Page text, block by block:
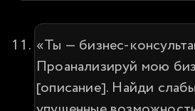
«Ты — бизнес-
Проанализируй мою
[описание]. Найди